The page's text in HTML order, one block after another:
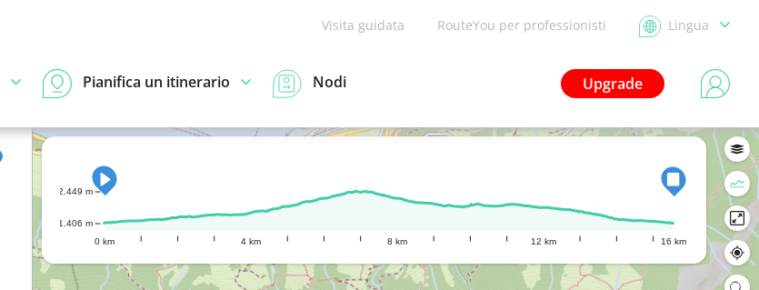
Visita guidata RouteYou per professionisti Lingua
Upgrade
Pianifica un itinerario Nodi
0 km 4 km 8 km 12 km 16 km
1.406 m
2.449 m